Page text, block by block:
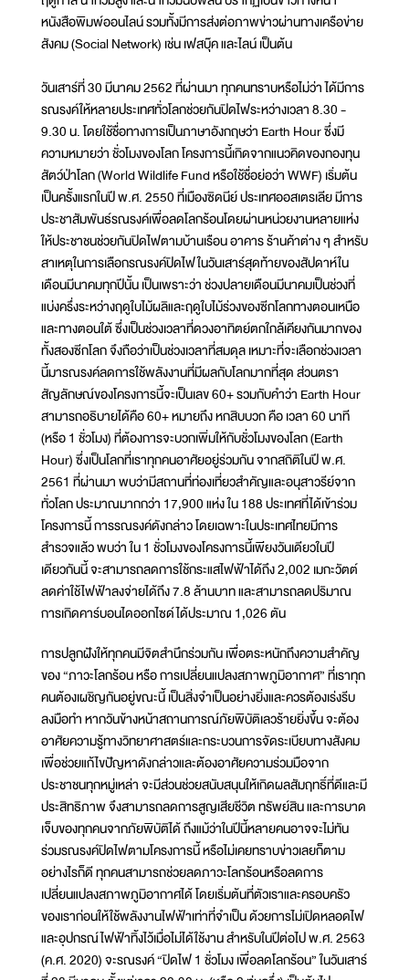
หนังสือพิมพ์ออนไลน์ รวมทั้งมีการส่งต่อภาพข่าวผ่านทางเครือข่าย
สังคม (Social Network) เช่น เฟสบุ๊ค และไลน์ เป็นต้น
วันเสาร์ที่ 30 มีนาคม 2562 ที่ผ่านมา ทุกคนทราบหรือไม่ว่า ได้มีการ
รณรงค์ให้หลายประเทศทั่วโลกช่วยกันปิดไฟระหว่างเวลา 8.30 -
9.30 น. โดยใช้ชื่อทางการเป็นภาษาอังกฤษว่า Earth Hour ซึ่งมี
ความหมายว่า ชั่วโมงของโลก โครงการนี้เกิดจากแนวคิดของกองทุน
สัตว์ป่าโลก (World Wildlife Fund หรือใช้ชื่อย่อว่า WWF) เริ่มต้น
เป็นครั้งแรกในปี พ.ศ. 2550 ที่เมืองซิดนีย์ ประเทศออสเตรเลีย มีการ
ประชาสัมพันธ์รณรงค์เพื่อลดโลกร้อนโดยผ่านหน่วยงานหลายแห่ง
ให้ประชาชนช่วยกันปิดไฟตามบ้านเรือน อาคาร ร้านค้าต่าง ๆ สำหรับ
สาเหตุในการเลือกรณรงค์ปิดไฟในวันเสาร์สุดท้ายของสัปดาห์ใน
เดือนมีนาคมทุกปีนั้น เป็นเพราะว่า ช่วงปลายเดือนมีนาคมเป็นช่วงที่
แบ่งครึ่งระหว่างฤดูใบไม้ผลิและฤดูใบไม้ร่วงของซีกโลกทางตอนเหนือ
และทางตอนใต้ ซึ่งเป็นช่วงเวลาที่ดวงอาทิตย์ตกใกล้เคียงกันมากของ
ทั้งสองซีกโลก จึงถือว่าเป็นช่วงเวลาที่สมดุล เหมาะที่จะเลือกช่วงเวลา
นี้มารณรงค์ลดการใช้พลังงานที่มีผลกับโลกมากที่สุด ส่วนตรา
สัญลักษณ์ของโครงการนี้จะเป็นเลข 60+ รวมกับคำว่า Earth Hour
สามารถอธิบายได้คือ 60+ หมายถึง หกสิบบวก คือ เวลา 60 นาที
(หรือ 1 ชั่วโมง) ที่ต้องการจะบวกเพิ่มให้กับชั่วโมงของโลก (Earth
Hour) ซึ่งเป็นโลกที่เราทุกคนอาศัยอยู่ร่วมกัน จากสถิติในปี พ.ศ.
2561 ที่ผ่านมา พบว่ามีสถานที่ท่องเที่ยวสำคัญและอนุสาวรีย์จาก
ทั่วโลก ประมาณมากกว่า 17,900 แห่ง ใน 188 ประเทศที่ได้เข้าร่วม
โครงการนี้ การรณรงค์ดังกล่าว โดยเฉพาะในประเทศไทยมีการ
สำรวจแล้ว พบว่า ใน 1 ชั่วโมงของโครงการนี้เพียงวันเดียวในปี
เดียวกันนี้ จะสามารถลดการใช้กระแสไฟฟ้าได้ถึง 2,002 เมกะวัตต์
ลดค่าใช้ไฟฟ้าลงจ่ายได้ถึง 7.8 ล้านบาท และสามารถลดปริมาณ
การเกิดคาร์บอนไดออกไซด์ได้ประมาณ 1,026 ตัน
การปลูกฝังให้ทุกคนมีจิตสำนึกร่วมกัน เพื่อตระหนักถึงความสำคัญ
ของ “ภาวะโลกร้อน หรือ การเปลี่ยนแปลงสภาพภูมิอากาศ” ที่เราทุก
คนต้องเผชิญกันอยู่ขณะนี้ เป็นสิ่งจำเป็นอย่างยิ่งและควรต้องเร่งรีบ
ลงมือทำ หากวันข้างหน้าสถานการณ์ภัยพิบัติเลวร้ายยิ่งขึ้น จะต้อง
อาศัยความรู้ทางวิทยาศาสตร์และกระบวนการจัดระเบียบทางสังคม
เพื่อช่วยแก้ไขปัญหาดังกล่าวและต้องอาศัยความร่วมมือจาก
ประชาชนทุกหมู่เหล่า จะมีส่วนช่วยสนับสนุนให้เกิดผลสัมฤทธิ์ที่ดีและมี
ประสิทธิภาพ จึงสามารถลดการสูญเสียชีวิต ทรัพย์สิน และการบาด
เจ็บของทุกคนจากภัยพิบัติได้ ถึงแม้ว่าในปีนี้หลายคนอาจจะไม่ทัน
ร่วมรณรงค์ปิดไฟตามโครงการนี้ หรือไม่เคยทราบข่าวเลยก็ตาม
อย่างไรก็ดี ทุกคนสามารถช่วยลดภาวะโลกร้อนหรือลดการ
เปลี่ยนแปลงสภาพภูมิอากาศได้ โดยเริ่มต้นที่ตัวเราและครอบครัว
ของเราก่อนให้ใช้พลังงานไฟฟ้าเท่าที่จำเป็น ด้วยการไม่เปิดหลอดไฟ
และอุปกรณ์ไฟฟ้าทิ้งไว้เมื่อไม่ได้ใช้งาน สำหรับในปีต่อไป พ.ศ. 2563
(ค.ศ. 2020) จะรณรงค์ “ปิดไฟ 1 ชั่วโมง เพื่อลดโลกร้อน” ในวันเสาร์